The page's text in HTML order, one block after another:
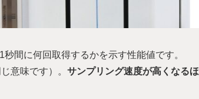
間に何回取得するかを示す性能値です。
意味です）。 サンプリング速度が高くなるほ